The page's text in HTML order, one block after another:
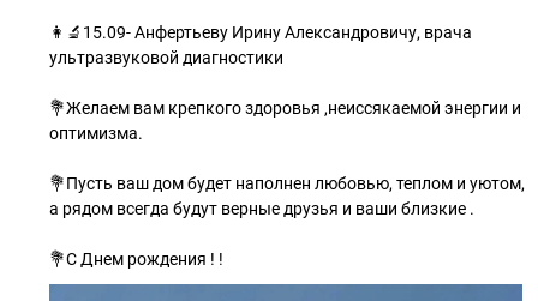
👩‍🔬15.09- Анфертьеву Ирину Александровичу, врача
ультразвуковой диагностики
💐Желаем вам крепкого здоровья ,неиссякаемой энергии и
оптимизма.
💐Пусть ваш дом будет наполнен любовью, теплом и уютом,
а рядом всегда будут верные друзья и ваши близкие .
💐С Днем рождения ! !